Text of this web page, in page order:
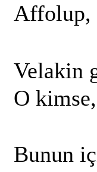
Affolup,
Velakin
O
Bunun